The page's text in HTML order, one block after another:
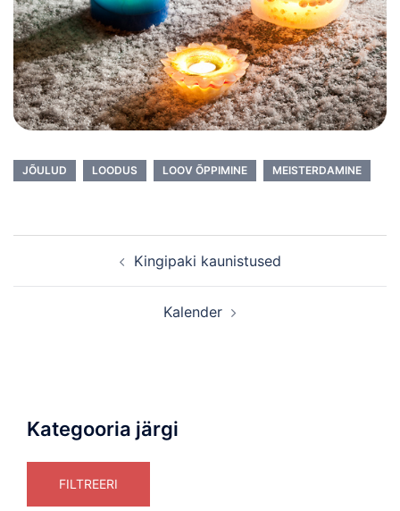
JÕULUD LOODUS LOOV ÕPPIMINE MEISTERDAMINE
navigation
Kingipaki kaunistused
Kalender
Kategooria järgi
FILTREERI